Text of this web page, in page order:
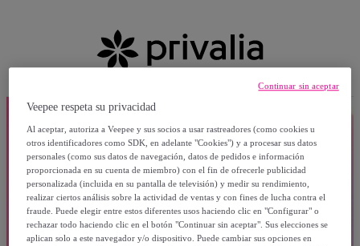
Veepee respeta su privacidad
Al aceptar, autoriza a Veepee y sus socios a usar rastreadores (como cookies u
otros identificadores como SDK, en adelante "Cookies") y a procesar sus datos
personales (como sus datos de navegación, datos de pedidos e información
proporcionada en su cuenta de miembro) con el fin de ofrecerle publicidad
personalizada (incluida en su pantalla de televisión) y medir su rendimiento,
realizar ciertos análisis sobre la actividad de ventas y con fines de lucha contra el
fraude. Puede elegir entre estos diferentes usos haciendo clic en "Configurar" o
rechazar todo haciendo clic en el botón "Continuar sin aceptar". Sus elecciones se
aplican solo a este navegador y/o dispositivo. Puede cambiar sus opciones en
Continuar sin aceptar